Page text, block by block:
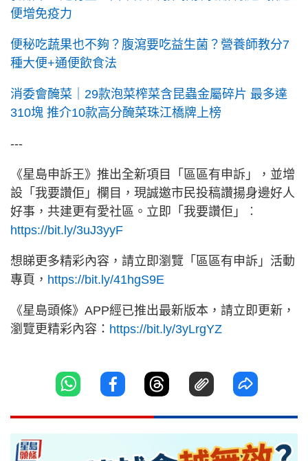
便增免疫力
便秘吃蔬果也不夠？腹瀉要吃益生菌？營養師教分7
種大便+通便飲食法
消委會醃菜｜29款泡菜榨菜含昆蟲金屬碎片 最多達
310塊 推介10款高分醃菜珠江橋牌上榜
---
《星島申訴王》推出全新項目「區區有申訴」，並增
設「我要讚佢」欄目，現誠邀市民投稿讚揚身邊好人
好事，共建更有愛社區。立即「我要讚佢」︰
https://bit.ly/3uJ3yyF
想睇更多精彩內容，請立即瀏覽「區區有申訴」活動
專頁， https://bit.ly/41hgS9E
《星島頭條》APP經已推出最新版本，請立即更新，
瀏覽更精彩內容： https://bit.ly/3yLrgYZ